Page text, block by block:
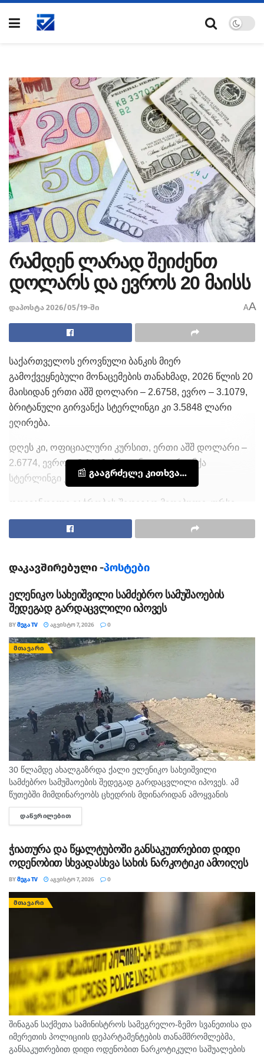
რამდენ ლარად შეიძენთ
დოლარს და ევროს 20 მაისს
დაპოსტა 2026/05/19-ში AA
საქართველოს ეროვნული ბანკის მიერ
გამოქვეყნებული მონაცემების თანახმად, 2026 წლის 20
მაისიდან ერთი აშშ დოლარი – 2.6758, ევრო – 3.1079,
ბრიტანული გირვანქა სტერლინგი კი 3.5848 ლარი
ეღირება.
დღეს კი, ოფიციალური კურსით, ერთი აშშ დოლარი –
2.6774, ევრო – 3.1146, ბრიტანული გირვანქა
სტერლინგი კი 3.5759 ლარი ღირდა.
დღევანდელი ვაჭრობის შედეგად მიღებული კურსი
ხვალ, 2026 წლის 20 მაისს ამოქმედდება.
📰 გააგრძელე კითხვა...
დაკავშირებული -პოსტები
ელენიკო სახეიშვილი სამძებრო სამუშაოების
შედეგად გარდაცვლილი იპოვეს
BYᲛᲔᲒᲐ TV ᲐᲒᲕᲘᲡᲢᲝ 7, 2026 0
ᲛᲗᲐᲕᲐᲠᲘ
30 წლამდე ახალგაზრდა ქალი ელენიკო სახეიშვილი
სამძებრო სამუშაოების შედეგად გარდაცვლილი იპოვეს. ამ
წუთებში მიმდინარეობს ცხედრის მდინარიდან ამოყვანის
ოპერაცია. ინფორმაციას ,,თაიმერი" ავრცელებს.
ᲓᲐᲬᲕᲠᲘᲚᲔᲑᲘᲗ
ჭიათურა და წყალტუბოში განსაკუთრებით დიდი
ოდენობით სხვადასხვა სახის ნარკოტიკი ამოიღეს
BYᲛᲔᲒᲐ TV ᲐᲒᲕᲘᲡᲢᲝ 7, 2026 0
ᲛᲗᲐᲕᲐᲠᲘ
შინაგან საქმეთა სამინისტროს სამეგრელო-ზემო სვანეთისა და
იმერეთის პოლიციის დეპარტამენტების თანამშრომლებმა,
განსაკუთრებით დიდი ოდენობით ნარკოტიკული საშუალების